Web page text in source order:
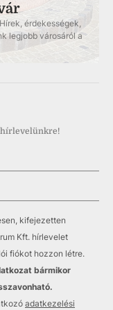
érdekességek,
legjobb városáról a
hírlevelünkre!
kifejezetten
Kft. hírlevelet
fiókot hozzon létre.
bármikor
adatkezelési